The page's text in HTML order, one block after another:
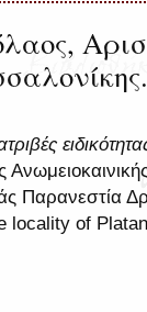
Παρανεστία
locality of